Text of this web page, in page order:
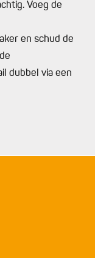
Voeg de
en schud de
dubbel via een